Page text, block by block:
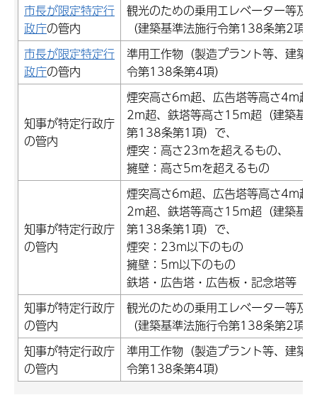
市長が限定特定行
政庁の管内
観光のための乗用エレベーター等及
（建築基準法施行令第138条第2項）
市長が限定特定行
政庁の管内
準用工作物（製造プラント等、建築
令第138条第4項）
知事が特定行政庁
の管内
煙突高さ6m超、広告塔等高さ4m超
2m超、鉄塔等高さ15m超（建築基
第138条第1項）で、
煙突：高さ23mを超えるもの、
擁壁：高さ5mを超えるもの
知事が特定行政庁
の管内
煙突高さ6m超、広告塔等高さ4m超
2m超、鉄塔等高さ15m超（建築基
第138条第1項）で、
煙突：23m以下のもの
擁壁：5m以下のもの
鉄塔・広告塔・広告板・記念塔等
知事が特定行政庁
の管内
観光のための乗用エレベーター等及
（建築基準法施行令第138条第2項）
知事が特定行政庁
の管内
準用工作物（製造プラント等、建築
令第138条第4項）